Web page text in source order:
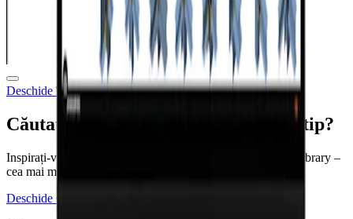
Deschide în Vizualizator Descărcare
Căutați mai multe îmbinări de acest tip?
Inspirați-vă din peste 700.000 de proiecte din Connection Library –
cea mai mare bază de date de îmbinări metalice din lume.
Deschide Connection Library